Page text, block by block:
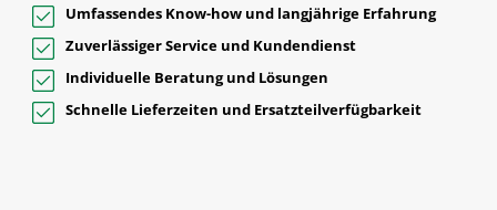
Umfassendes Know-how und langjährige Erfahrung
Zuverlässiger Service und Kundendienst
Individuelle Beratung und Lösungen
Schnelle Lieferzeiten und Ersatzteilverfügbarkeit